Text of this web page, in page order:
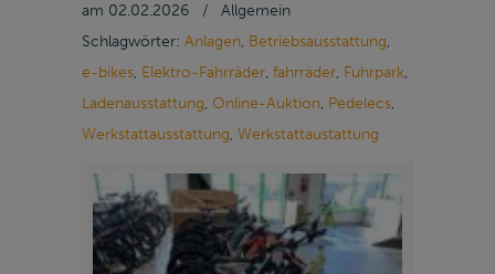
am 02.02.2026 /
Allgemein
Schlagwörter: Anlagen, Betriebsausstattung,
e-bikes, Elektro-Fahrräder, fahrräder, Fuhrpark,
Ladenausstattung, Online-Auktion, Pedelecs,
Werkstattausstattung, Werkstattaustattung